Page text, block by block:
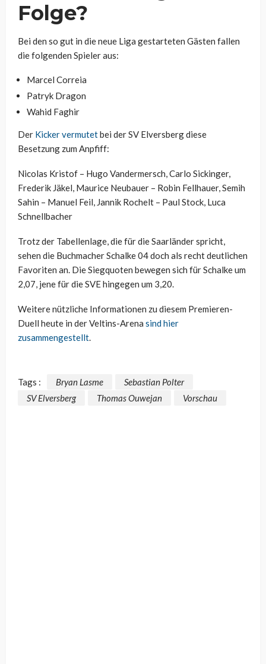
Folge?
Bei den so gut in die neue Liga gestarteten Gästen fallen
die folgenden Spieler aus:
Marcel Correia
Patryk Dragon
Wahid Faghir
Der Kicker vermutetbei der SV Elversberg diese
Besetzung zum Anpfiff:
Nicolas Kristof – Hugo Vandermersch, Carlo Sickinger,
Frederik Jäkel, Maurice Neubauer – Robin Fellhauer, Semih
Sahin – Manuel Feil, Jannik Rochelt – Paul Stock, Luca
Schnellbacher
Trotz der Tabellenlage, die für die Saarländer spricht,
sehen die Buchmacher Schalke 04 doch als recht deutlichen
Favoriten an. Die Siegquoten bewegen sich für Schalke um
2,07, jene für die SVE hingegen um 3,20.
Weitere nützliche Informationen zu diesem Premieren-
Duell heute in der Veltins-Arena sind hier
zusammengestellt.
Tags : Bryan Lasme
Sebastian Polter
SV Elversberg
Thomas Ouwejan Vorschau